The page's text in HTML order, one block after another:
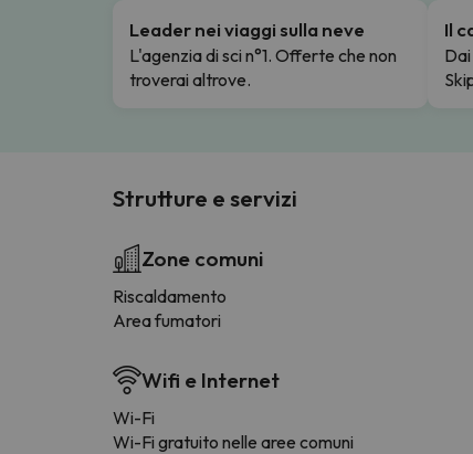
Leader nei viaggi sulla neve
L'agenzia di sci n°1. Offerte che non
troverai altrove.
Il
Strutture e servizi
Zone comuni
Riscaldamento
Area fumatori
Wifi e Internet
Wi-Fi
Wi-Fi gratuito nelle aree comuni